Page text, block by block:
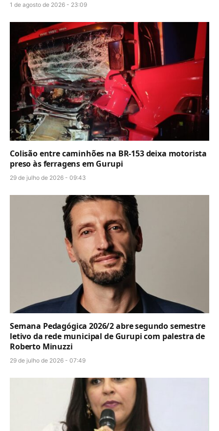
1 de agosto de 2026 - 23:09
Colisão entre caminhões na BR-153 deixa motorista
preso às ferragens em Gurupi
29 de julho de 2026 - 09:43
Semana Pedagógica 2026/2 abre segundo semestre
letivo da rede municipal de Gurupi com palestra de
Roberto Minuzzi
29 de julho de 2026 - 07:49